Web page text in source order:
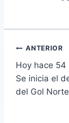
de
ANTERIOR
Hoy hace 54
Se inicia el
del Gol